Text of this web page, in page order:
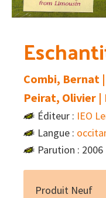
Combi, Bernat
Peirat, Olivier
Éditeur : IEO
Langue :
Parution : 2006
Produit Neuf